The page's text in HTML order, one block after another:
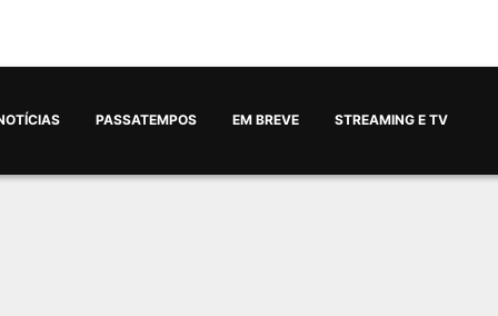
PASSATEMPOS EM BREVE STREAMING E TV